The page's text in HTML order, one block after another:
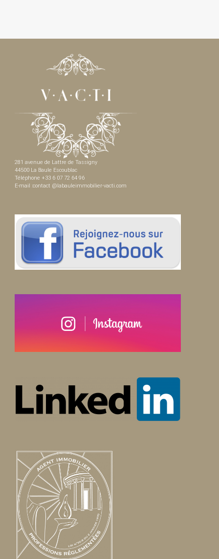
281 avenue de Lattre de Tassigny
44500 La Baule Escoublac
Téléphone +33 6 07 72 64 96
E-mail :contact @labauleimmobilier-vacti.com